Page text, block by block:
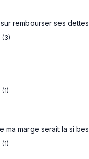
rembourser ses
(3)
ma marge serait la si